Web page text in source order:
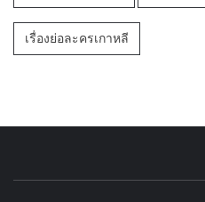
เรื่องย่อละครเกาหลี